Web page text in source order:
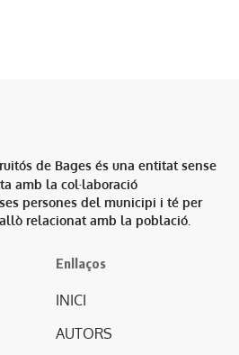
de Bages és una entitat sense
amb la col·laboració
persones del municipi i té per
relacionat amb la població.
Enllaços
INICI
AUTORS